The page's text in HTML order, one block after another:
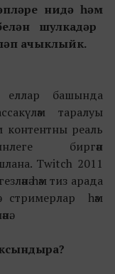
нидә һәм
шулкадәр
ачыклыйк.
еллар башында
таралуы
контентны реаль
биргән
Twitch 2011
һәм тиз арада
һәм